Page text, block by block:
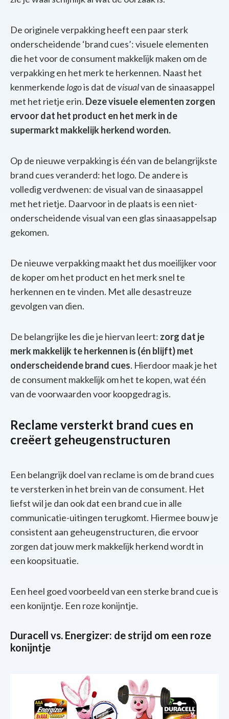
De originele verpakking heeft een paar sterk
onderscheidende ‘brand cues’: visuele elementen
die het voor de consument makkelijk maken om de
verpakking en het merk te herkennen. Naast het
kenmerkende logois dat devisualvan de sinaasappel
met het rietje erin. Deze visuele elementen zorgen
ervoor dat het product en het merk in de
supermarkt makkelijk herkend worden.
Op de nieuwe verpakking is één van de belangrijkste
brand cues veranderd: het logo. De andere is
volledig verdwenen: de visual van de sinaasappel
met het rietje. Daarvoor in de plaats is een niet-
onderscheidende visual van een glas sinaasappelsap
gekomen.
De nieuwe verpakking maakt het dus moeilijker voor
de koper om het product en het merk snel te
herkennen en te vinden. Met alle desastreuze
gevolgen van dien.
De belangrijke les die je hiervan leert: zorg dat je
merk makkelijk te herkennen is (én blijft) met
onderscheidende brand cues. Hierdoor maak je het
de consument makkelijk om het te kopen, wat één
van de voorwaarden voor koopgedrag is.
Reclame versterkt brand cues en
creëert geheugenstructuren
Een belangrijk doel van reclame is om de brand cues
te versterken in het brein van de consument. Het
liefst wil je dan ook dat een brand cue in alle
communicatie-uitingen terugkomt. Hiermee bouw je
consistent aan geheugenstructuren, die ervoor
zorgen dat jouw merk makkelijk herkend wordt in
een koopsituatie.
Een heel goed voorbeeld van een sterke brand cue is
een konijntje. Een roze konijntje.
Duracell vs. Energizer: de strijd om een roze
konijntje